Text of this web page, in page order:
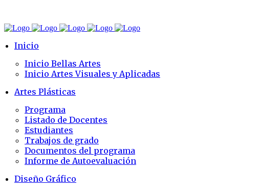
Inicio
Inicio Bellas Artes
Inicio Artes Visuales y Aplicadas
Artes Plásticas
Programa
Listado de Docentes
Estudiantes
Trabajos de grado
Documentos del programa
Informe de Autoevaluación
Diseño Gráfico